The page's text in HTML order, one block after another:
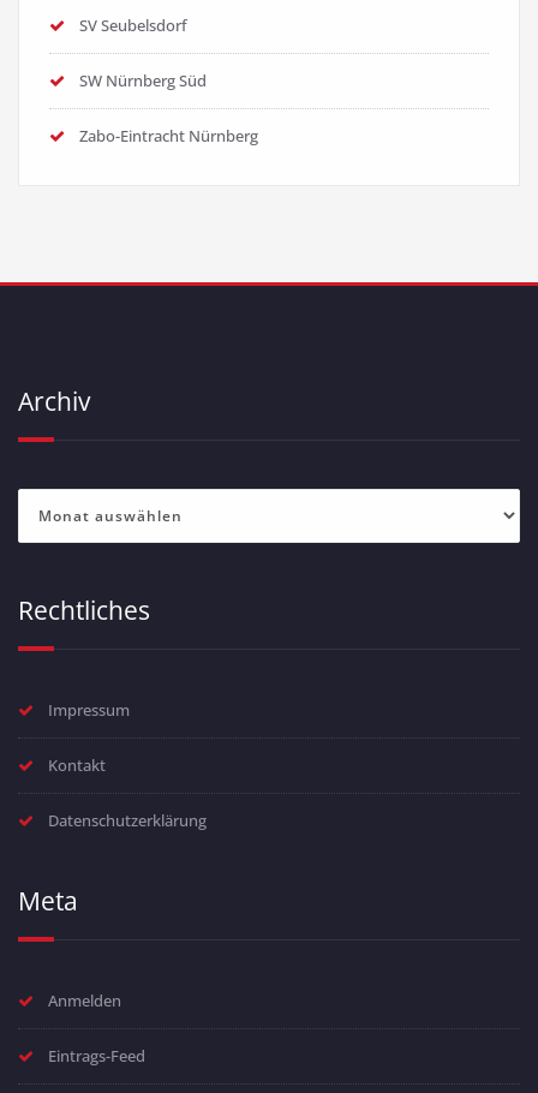
SV Seubelsdorf
SW Nürnberg Süd
Zabo-Eintracht Nürnberg
Archiv
Rechtliches
Impressum
Kontakt
Datenschutzerklärung
Meta
Anmelden
Eintrags-Feed